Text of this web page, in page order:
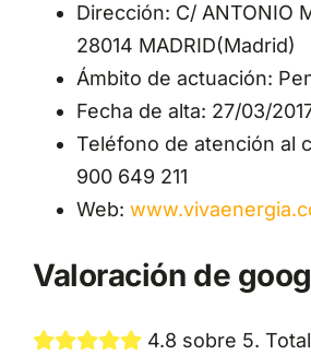
Dirección: C/ ANTONIO
28014 MADRID(Madrid)
Ámbito de actuación:
Fecha de alta: 27/03/
Teléfono de atención al
900 649 211
Web:
Valoración de
4.8 sobre 5.